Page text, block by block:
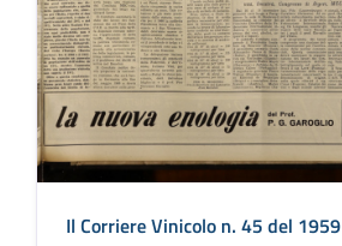
Il Corriere Vinicolo n. 45 del 1959